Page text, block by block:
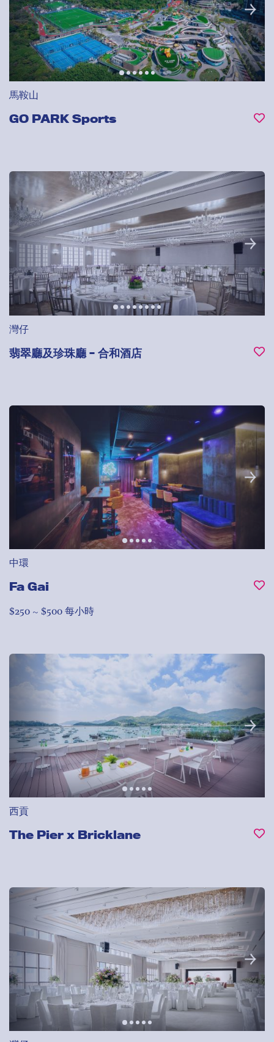
馬鞍山
GO PARK Sports
灣仔
翡翠廳及珍珠廳 - 合和酒店
中環
Fa Gai
$250 ~ $500 每小時
西貢
The Pier x Bricklane